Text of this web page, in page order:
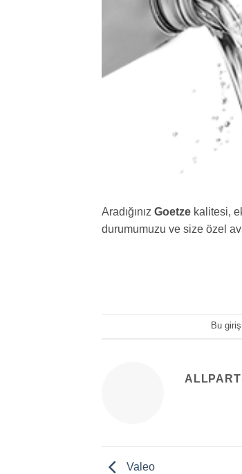
Aradığınız Goetze kalitesi,
durumumuzu ve size özel
Bu giriş
Valeo